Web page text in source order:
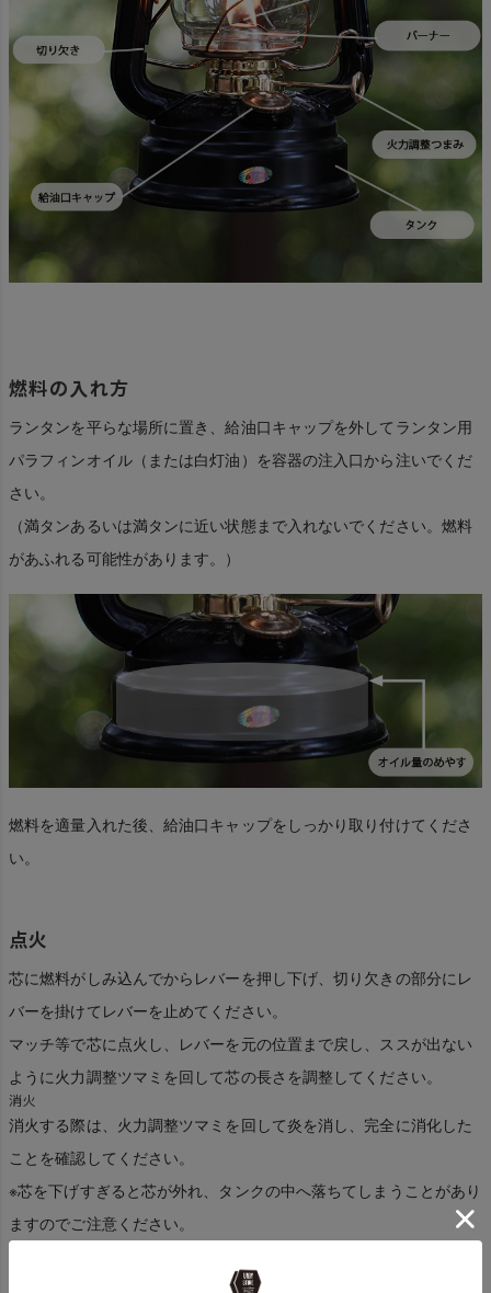
燃料の入れ方
ランタンを平らな場所に置き、給油口キャップを外してランタン用
パラフィンオイル（または白灯油）を容器の注入口から注いでくだ
さい。
（満タンあるいは満タンに近い状態まで入れないでください。燃料
があふれる可能性があります。）
燃料を適量入れた後、給油口キャップをしっかり取り付けてくださ
い。
点火
芯に燃料がしみ込んでからレバーを押し下げ、切り欠きの部分にレ
バーを掛けてレバーを止めてください。
マッチ等で芯に点火し、レバーを元の位置まで戻し、ススが出ない
ように火力調整ツマミを回して芯の長さを調整してください。
消火
消火する際は、火力調整ツマミを回して炎を消し、完全に消化した
ことを確認してください。
※芯を下げすぎると芯が外れ、タンクの中へ落ちてしまうことがあり
ますのでご注意ください。